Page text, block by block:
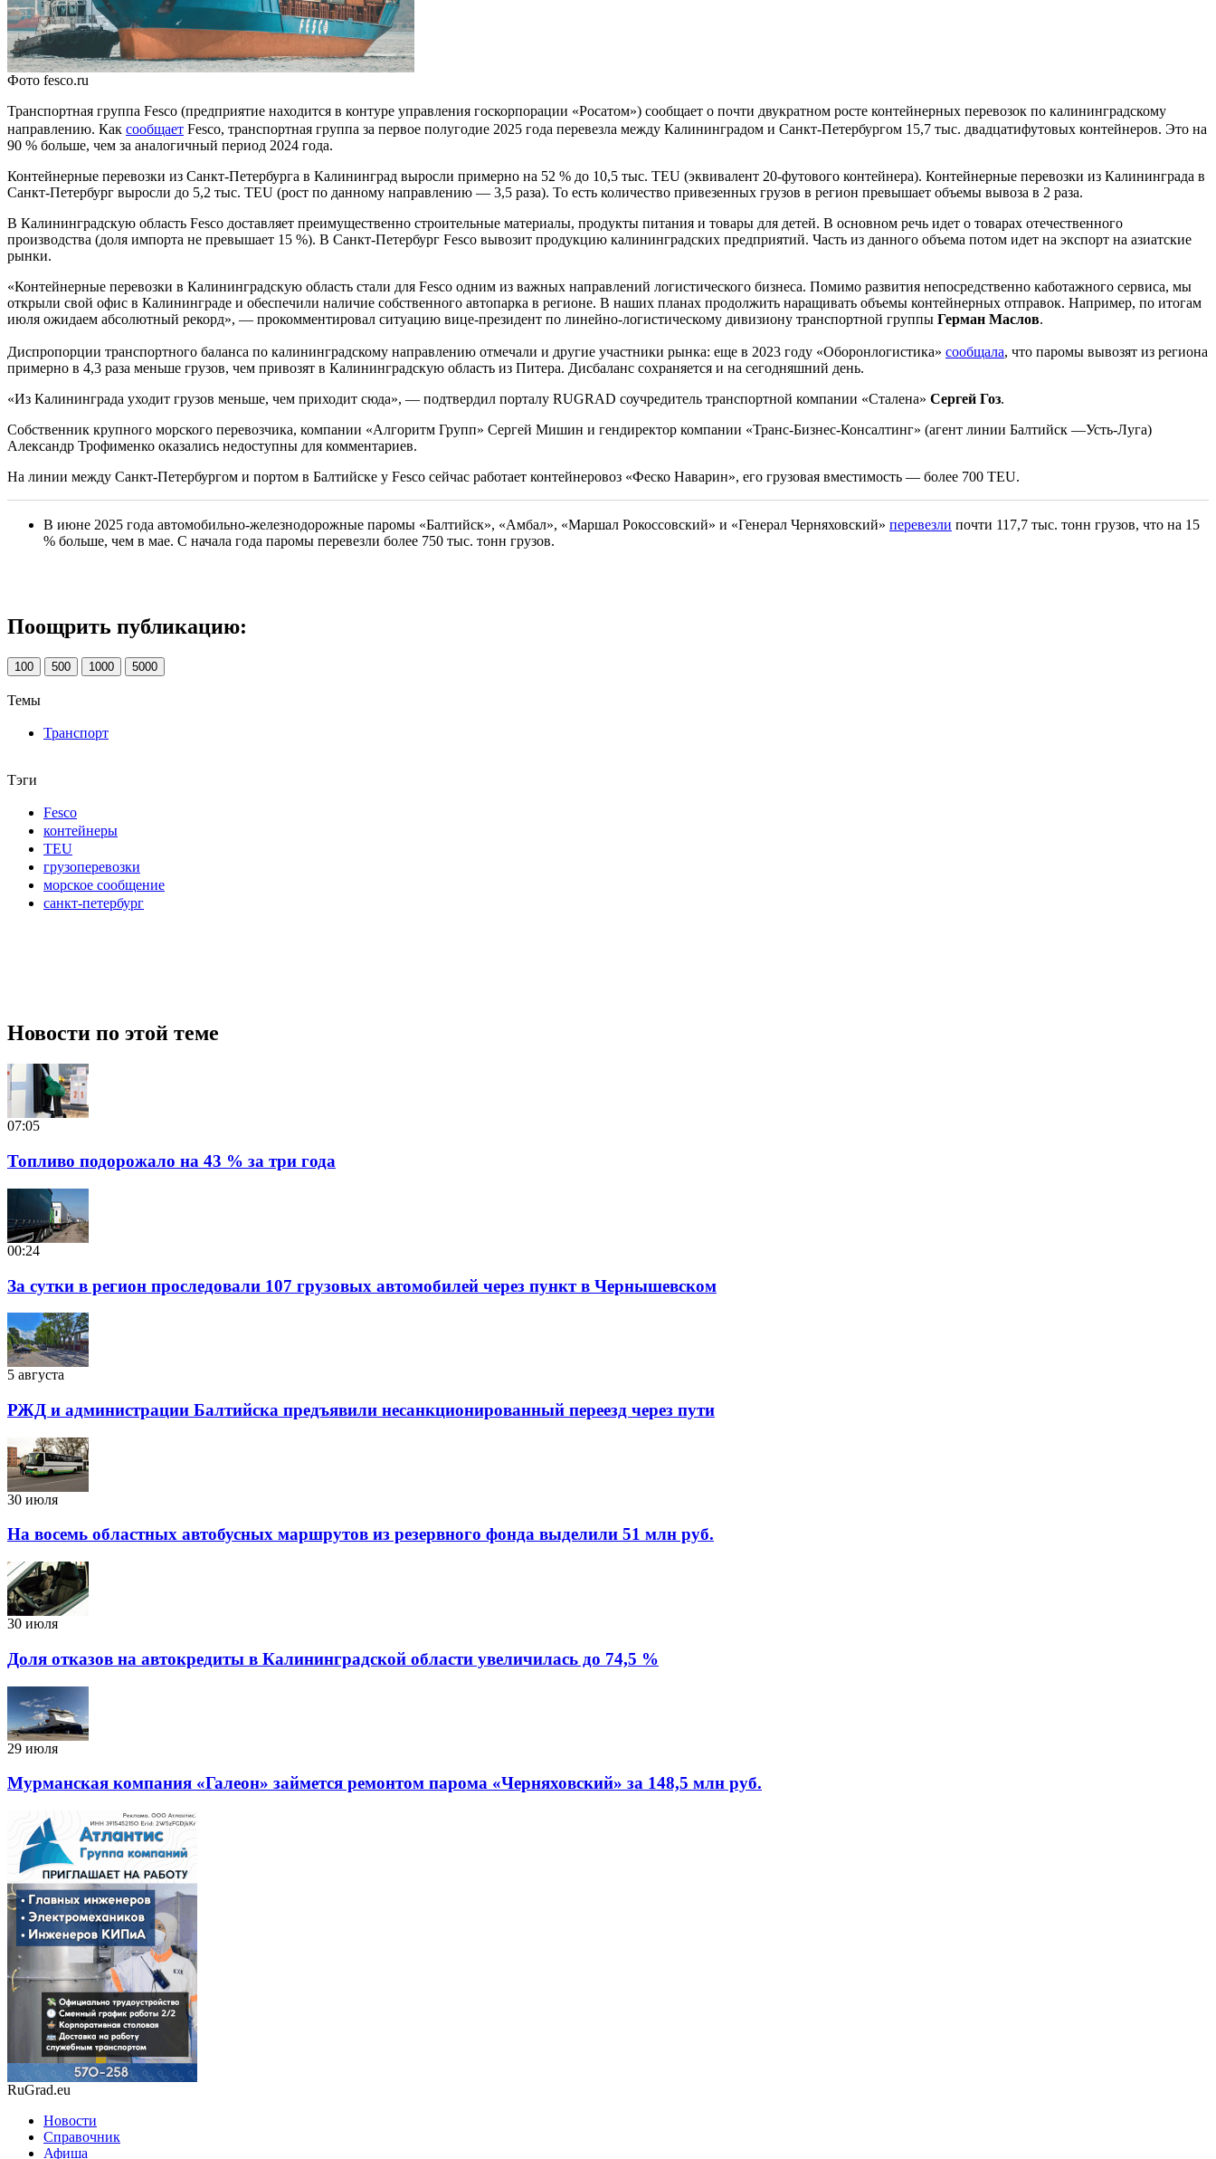
Фото fesco.ru
Транспортная группа Fesco (предприятие находится в контуре управления госкорпорации «Росатом») сообщает о почти двукратном росте контейнерных перевозок по калининградскому
направлению. Как сообщает Fesco, транспортная группа за первое полугодие 2025 года перевезла между Калининградом и Санкт-Петербургом 15,7 тыс. двадцатифутовых контейнеров. Это на
90 % больше, чем за аналогичный период 2024 года.
Контейнерные перевозки из Санкт-Петербурга в Калининград выросли примерно на 52 % до 10,5 тыс. TEU (эквивалент 20-футового контейнера). Контейнерные перевозки из Калининграда в
Санкт-Петербург выросли до 5,2 тыс. TEU (рост по данному направлению — 3,5 раза). То есть количество привезенных грузов в регион превышает объемы вывоза в 2 раза.
В Калининградскую область Fesco доставляет преимущественно строительные материалы, продукты питания и товары для детей. В основном речь идет о товарах отечественного
производства (доля импорта не превышает 15 %). В Санкт-Петербург Fesco вывозит продукцию калининградских предприятий. Часть из данного объема потом идет на экспорт на азиатские
рынки.
«Контейнерные перевозки в Калининградскую область стали для Fesco одним из важных направлений логистического бизнеса. Помимо развития непосредственно каботажного сервиса, мы
открыли свой офис в Калининграде и обеспечили наличие собственного автопарка в регионе. В наших планах продолжить наращивать объемы контейнерных отправок. Например, по итогам
июля ожидаем абсолютный рекорд», — прокомментировал ситуацию вице-президент по линейно-логистическому дивизиону транспортной группы Герман Маслов.
Диспропорции транспортного баланса по калининградскому направлению отмечали и другие участники рынка: еще в 2023 году «Оборонлогистика» сообщала, что паромы вывозят из региона
примерно в 4,3 раза меньше грузов, чем привозят в Калининградскую область из Питера. Дисбаланс сохраняется и на сегодняшний день.
«Из Калининграда уходит грузов меньше, чем приходит сюда», — подтвердил порталу RUGRAD соучредитель транспортной компании «Сталена» Сергей Гоз.
Собственник крупного морского перевозчика, компании «Алгоритм Групп» Сергей Мишин и гендиректор компании «Транс-Бизнес-Консалтинг» (агент линии Балтийск —Усть-Луга)
Александр Трофименко оказались недоступны для комментариев.
На линии между Санкт-Петербургом и портом в Балтийске у Fesco сейчас работает контейнеровоз «Феско Наварин», его грузовая вместимость — более 700 TEU.
В июне 2025 года автомобильно-железнодорожные паромы «Балтийск», «Амбал», «Маршал Рокоссовский» и «Генерал Черняховский» перевезли почти 117,7 тыс. тонн грузов, что на 15
% больше, чем в мае. С начала года паромы перевезли более 750 тыс. тонн грузов.
Поощрить публикацию:
100 500 1000 5000
Темы
Транспорт
Тэги
Fesco
контейнеры
TEU
грузоперевозки
морское сообщение
санкт-петербург
Новости по этой теме
07:05
Топливо подорожало на 43 % за три года
00:24
За сутки в регион проследовали 107 грузовых автомобилей через пункт в Чернышевском
5 августа
РЖД и администрации Балтийска предъявили несанкционированный переезд через пути
30 июля
На восемь областных автобусных маршрутов из резервного фонда выделили 51 млн руб.
30 июля
Доля отказов на автокредиты в Калининградской области увеличилась до 74,5 %
29 июля
Мурманская компания «Галеон» займется ремонтом парома «Черняховский» за 148,5 млн руб.
RuGrad.eu
Новости
Справочник
Афиша